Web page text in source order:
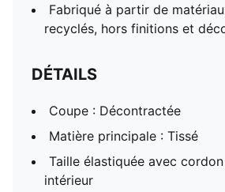
Fabriqué à partir de
recyclés, hors finitions et
DÉTAILS
Coupe : Décontractée
Matière principale : Tissé
Taille élastiquée avec
intérieur